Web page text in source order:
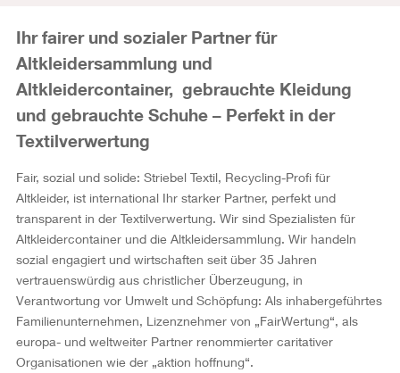
Ihr fairer und sozialer Partner für
Altkleidersammlung und
Altkleidercontainer, gebrauchte Kleidung
und gebrauchte Schuhe – Perfekt in der
Textilverwertung
Fair, sozial und solide: Striebel Textil, Recycling-Profi für
Altkleider, ist international Ihr starker Partner, perfekt und
transparent in der Textilverwertung. Wir sind Spezialisten für
Altkleidercontainer und die Altkleidersammlung. Wir handeln
sozial engagiert und wirtschaften seit über 35 Jahren
vertrauenswürdig aus christlicher Überzeugung, in
Verantwortung vor Umwelt und Schöpfung: Als inhabergeführtes
Familienunternehmen, Lizenznehmer von „FairWertung“, als
europa- und weltweiter Partner renommierter caritativer
Organisationen wie der „aktion hoffnung“.